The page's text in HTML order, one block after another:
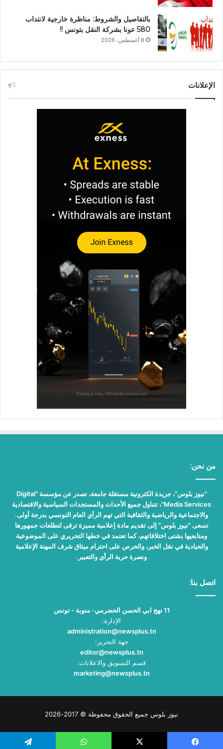
بالتفاصيل والشروط: مناظرة خارجية لانتداب
580 عونا بشركة النقل بتونس !!
8 أغسطس، 2026
الإعلانات
من نحن:
"نيوز بلوس"، جريدة الكترونية مستقلة جامعة، تصدر عن مؤسسة "Digital
Media Services"، تتناول جميع الأحداث والمستجدات السياسية والاقتصادية
والاجتماعية والرياضية والثقافية التي تهم الرأي العام التونسي بدرجة أولى.
تسعى "نيوز بلوس" إلى تقديم مادة إعلامية مميزة ترقى لتطلعات جمهورها
ومتابعيها بشتى اختلافاتهم، كما تعتمد في خطها التحريري على الموضوعية
والحيادية في نقل الخبر، والحرص على احترام ميثاق شرف المهنة الإعلامية
ونصرة حرية الرأي والتعبير.
اتصل بنا:
11 نهج ابي الحسن الحضرمي- منوبة - تونس
الإدارة:
administration@newsplus.tn
جهة التحرير:
editor@newsplus.tn
قسم التسويق والاعلانات:
marketing@newsplus.tn
نيوز بلوس جميع الحقوق محفوظة © 2017-2026